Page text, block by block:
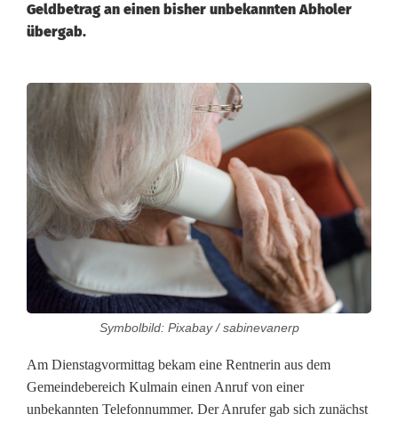
Geldbetrag an einen bisher unbekannten Abholer
übergab.
S
n
o
ü
b
Symbolbild: Pixabay / sabinevanerp
Am Dienstagvormittag bekam eine Rentnerin aus dem
Gemeindebereich Kulmain einen Anruf von einer
unbekannten Telefonnummer. Der Anrufer gab sich zunächst